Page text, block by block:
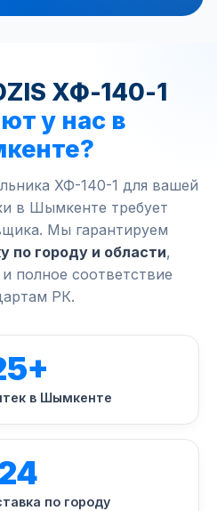
ХФ-140-1
у нас в
ХФ-140-1 для вашей
в Шымкенте требует
Мы гарантируем
по городу и области,
полное соответствие
РК.
в Шымкенте
по городу